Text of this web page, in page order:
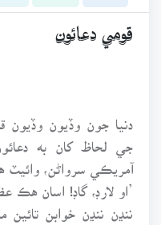
قومي دعائون
دنيا جون وڏيون وڏيون
جي لحاظ کان به
آمريڪي سرواڻن، وائيٽ
’او لارڊ، گاڊ! اسان هڪ
ننڍن ننڍن خوابن